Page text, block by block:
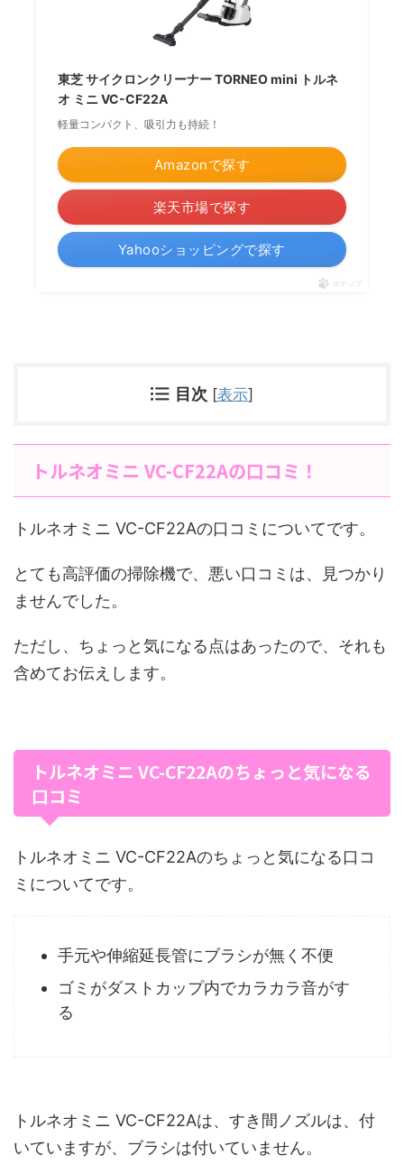
東芝 サイクロンクリーナー TORNEO mini トルネ
オ ミニ VC-CF22A
軽量コンパクト、吸引力も持続！
Amazonで探す
楽天市場で探す
Yahooショッピングで探す
ポチップ
目次 [表示]
トルネオミニ VC-CF22Aの口コミ！
トルネオミニ VC-CF22Aの口コミについてです。
とても高評価の掃除機で、悪い口コミは、見つかり
ませんでした。
ただし、ちょっと気になる点はあったので、それも
含めてお伝えします。
トルネオミニ VC-CF22Aのちょっと気になる
口コミ
トルネオミニ VC-CF22Aのちょっと気になる口コ
ミについてです。
手元や伸縮延長管にブラシが無く不便
ゴミがダストカップ内でカラカラ音がす
る
トルネオミニ VC-CF22Aは、すき間ノズルは、付
いていますが、ブラシは付いていません。